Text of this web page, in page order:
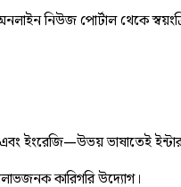
অনলাইন নিউজ পোর্টাল থেকে
এবং ইংরেজি—উভয় ভাষাতেই
কারিগরি উদ্যোগ।